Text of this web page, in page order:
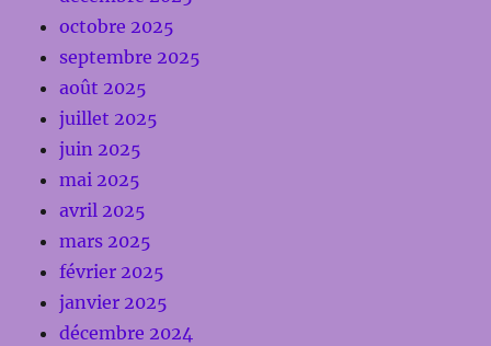
octobre 2025
septembre 2025
août 2025
juillet 2025
juin 2025
mai 2025
avril 2025
mars 2025
février 2025
janvier 2025
décembre 2024